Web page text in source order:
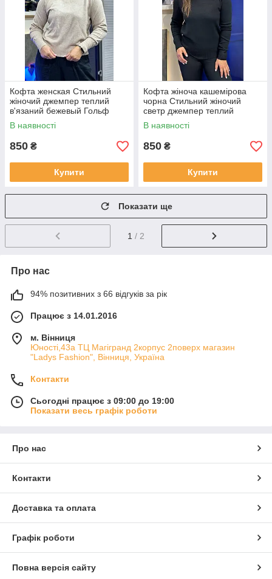
Кофта женская Стильний
жіночий джемпер теплий
в'язаний бежевый Гольф
женский
В наявності
850 ₴
Купити
Кофта жіноча кашемірова
чорна Стильний жіночий
светр джемпер теплий
В наявності
850 ₴
Купити
Показати ще
1 / 2
Про нас
94% позитивних з 66 відгуків за рік
Працює з 14.01.2016
м. Вінниця
Юності,43а ТЦ Магігранд 2корпус 2поверх магазин
"Ladys Fashion", Вінниця, Україна
Контакти
Сьогодні працює з 09:00 до 19:00
Показати весь графік роботи
Про нас
Контакти
Доставка та оплата
Графік роботи
Повна версія сайту